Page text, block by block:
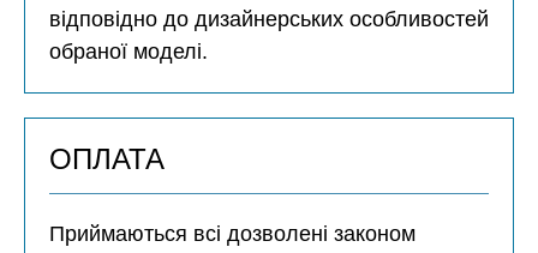
відповідно до дизайнерських особливостей
обраної моделі.
ОПЛАТА
Приймаються всі дозволені законом